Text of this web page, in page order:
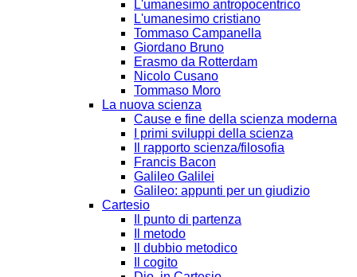
L'umanesimo antropocentrico
L'umanesimo cristiano
Tommaso Campanella
Giordano Bruno
Erasmo da Rotterdam
Nicolo Cusano
Tommaso Moro
La nuova scienza
Cause e fine della scienza moderna
I primi sviluppi della scienza
Il rapporto scienza/filosofia
Francis Bacon
Galileo Galilei
Galileo: appunti per un giudizio
Cartesio
Il punto di partenza
Il metodo
Il dubbio metodico
Il cogito